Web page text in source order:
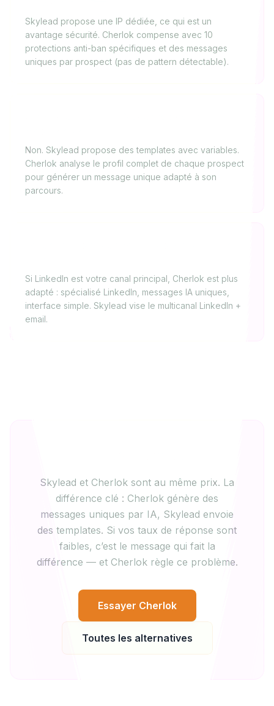
Skylead propose une IP dédiée, ce qui est un
avantage sécurité. Cherlok compense avec 10
protections anti-ban spécifiques et des messages
uniques par prospect (pas de pattern détectable).
Non. Skylead propose des templates avec variables.
Cherlok analyse le profil complet de chaque prospect
pour générer un message unique adapté à son
parcours.
Si LinkedIn est votre canal principal, Cherlok est plus
adapté : spécialisé LinkedIn, messages IA uniques,
interface simple. Skylead vise le multicanal LinkedIn +
email.
Skylead et Cherlok sont au même prix. La
différence clé : Cherlok génère des
messages uniques par IA, Skylead envoie
des templates. Si vos taux de réponse sont
faibles, c’est le message qui fait la
différence — et Cherlok règle ce problème.
Essayer Cherlok
Toutes les alternatives